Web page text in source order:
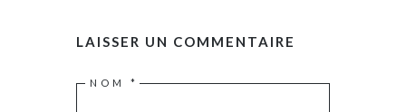
LAISSER UN COMMENTAIRE
NOM *